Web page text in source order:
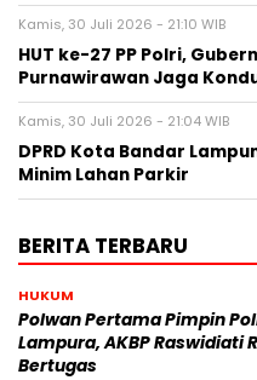
Kamis, 30 Juli 2026 - 21:10 WIB
HUT ke-27 PP Polri,
Purnawirawan Jaga
Kamis, 30 Juli 2026 - 21:04 WIB
DPRD Kota Bandar
Minim Lahan Parkir
BERITA TERBARU
HUKUM
Polwan Pertama Pimpin
Lampura, AKBP Raswidiati
Bertugas